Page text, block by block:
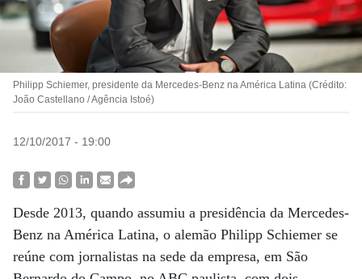
Philipp Schiemer, presidente da Mercedes-Benz na América Latina (Crédito:
João Castellano / Agência Istoé)
12/10/2017 - 19:00
Desde 2013, quando assumiu a presidência da Mercedes-
Benz na América Latina, o alemão Philipp Schiemer se
reúne com jornalistas na sede da empresa, em São